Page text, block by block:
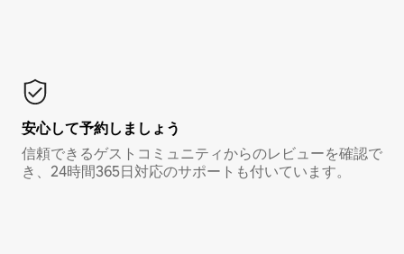
安心して予約しましょう
信頼できるゲストコミュニティからのレビューを確認で
き、24時間365日対応のサポートも付いています。